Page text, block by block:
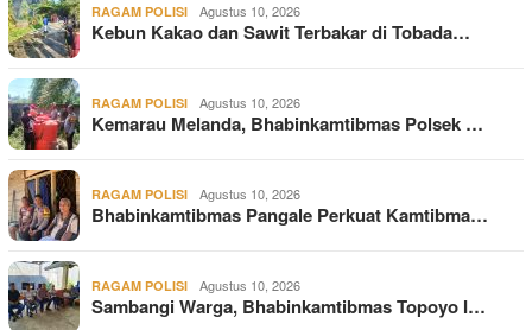
RAGAM POLISI Agustus 10, 2026
Kebun Kakao dan Sawit Terbakar di Tobada…
RAGAM POLISI Agustus 10, 2026
Kemarau Melanda, Bhabinkamtibmas Polsek …
RAGAM POLISI Agustus 10, 2026
Bhabinkamtibmas Pangale Perkuat Kamtibma…
RAGAM POLISI Agustus 10, 2026
Sambangi Warga, Bhabinkamtibmas Topoyo I…